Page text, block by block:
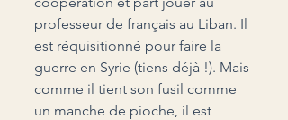
professeur de français au Liban. Il
est réquisitionné pour faire la
guerre en Syrie (tiens déjà !). Mais
comme il tient son fusil comme
un manche de pioche, il est